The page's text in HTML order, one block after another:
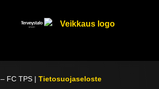
– FC TPS |Tietosuojaseloste